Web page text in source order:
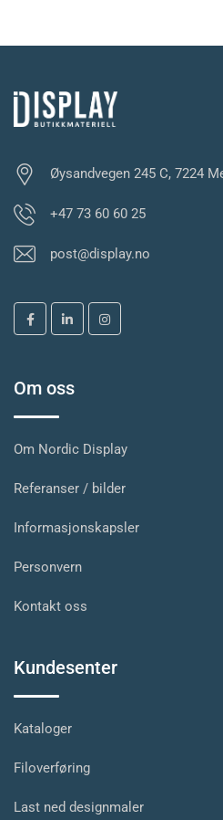
Øysandvegen 245 C, 7224
+47 73 60 60 25
post@display.no
Om oss
Om Nordic Display
Referanser / bilder
Informasjonskapsler
Personvern
Kontakt oss
Kundesenter
Kataloger
Filoverføring
Last ned designmaler